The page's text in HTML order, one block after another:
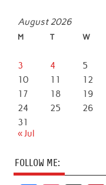
August 2026
M T W
3
4 5
10
11 12
17
18 19
24
25 26
31
« Jul
FOLLOW ME: